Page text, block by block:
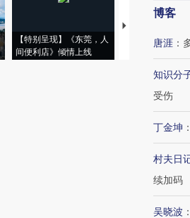
【特别呈现】《东莞，人
间便利店》倾情上线
【推广】走进第
会，让数智科技
博客
唐涯 ：
知识分
受伤
丁金坤 ：
村夫日
续加码
吴晓波 ：